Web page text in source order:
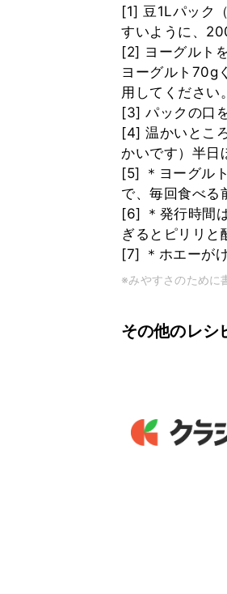
[1] 豆1Lパック
すいように、
[2] ヨーグルト
ヨーグルト70g
用してください。
[3] パックの口
[4] 温かいとこ
かいです）半日
[5] ＊ヨーグル
で、毎回食べる
[6] ＊発行時間
ぎるとピリリと
[7] ＊ホエーが
※みやすさのために
その他のレシ